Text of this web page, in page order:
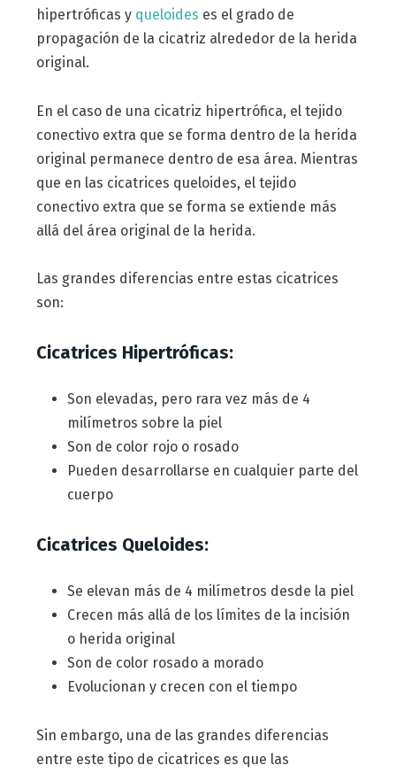
hipertróficas y queloides es el grado de
propagación de la cicatriz alrededor de la herida
original.
En el caso de una cicatriz hipertrófica, el tejido
conectivo extra que se forma dentro de la herida
original permanece dentro de esa área. Mientras
que en las cicatrices queloides, el tejido
conectivo extra que se forma se extiende más
allá del área original de la herida.
Las grandes diferencias entre estas cicatrices
son:
Cicatrices Hipertróficas:
Son elevadas, pero rara vez más de 4
milímetros sobre la piel
Son de color rojo o rosado
Pueden desarrollarse en cualquier parte del
cuerpo
Cicatrices Queloides:
Se elevan más de 4 milímetros desde la piel
Crecen más allá de los límites de la incisión
o herida original
Son de color rosado a morado
Evolucionan y crecen con el tiempo
Sin embargo, una de las grandes diferencias
entre este tipo de cicatrices es que las